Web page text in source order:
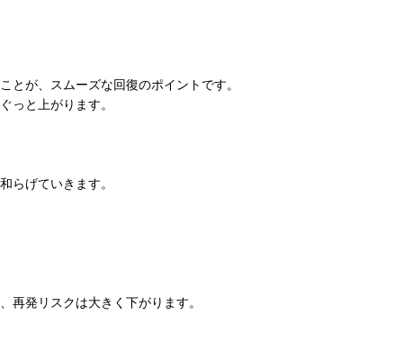
とが、スムーズな回復のポイントです。
っと上がります。
らげていきます。
再発リスクは大きく下がります。